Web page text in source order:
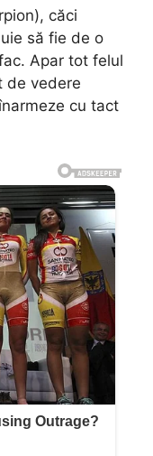
căci
să fie de o
Apar tot felul
de vedere
cu tact